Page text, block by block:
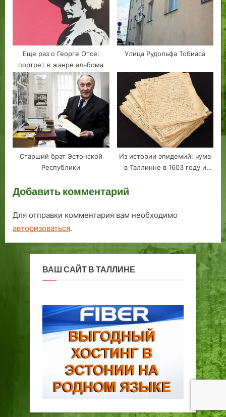
Еще раз о Георге Отсе:
портрет в жанре альбома
Улица Рудольфа Тобиаса
Старший брат Эстонской
Республики
Из истории эпидемий: чума
в Таллинне в 1603 году и
Добавить комментарий
Для отправки комментария вам необходимо
авторизоваться.
ВАШ САЙТ В ТАЛЛИНЕ